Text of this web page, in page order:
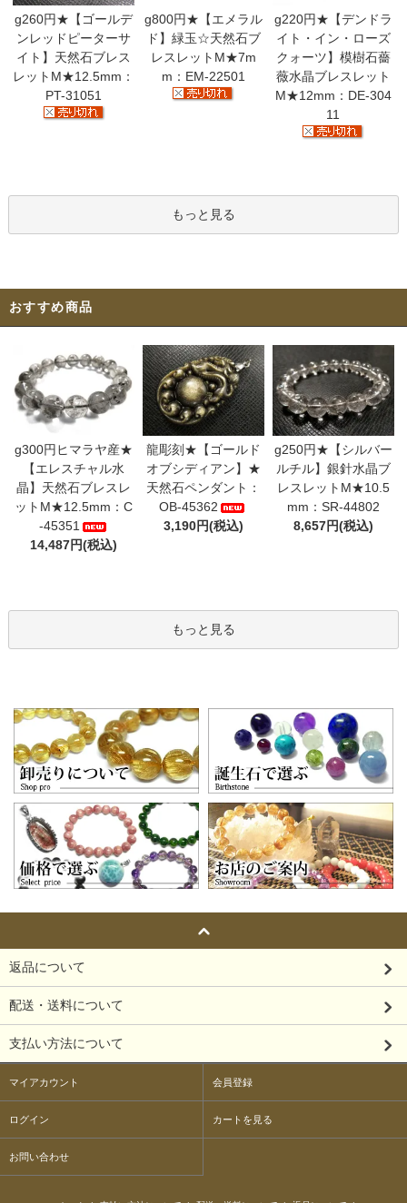
g260円★【ゴールデ
ンレッドピーターサ
イト】天然石ブレス
レットM★12.5mm：
PT-31051
g800円★【エメラル
ド】緑玉☆天然石ブ
レスレットM★7m
m：EM-22501
g220円★【デンドラ
イト・イン・ローズ
クォーツ】模樹石薔
薇水晶ブレスレット
M★12mm：DE-304
11
もっと見る
おすすめ商品
g300円ヒマラヤ産★
【エレスチャル水
晶】天然石ブレスレ
ットM★12.5mm：C
-45351
14,487円(税込)
龍彫刻★【ゴールド
オブシディアン】★
天然石ペンダント：
OB-45362
3,190円(税込)
g250円★【シルバー
ルチル】銀針水晶ブ
レスレットM★10.5
mm：SR-44802
8,657円(税込)
もっと見る
返品について
配送・送料について
支払い方法について
マイアカウント 会員登録
ログイン カートを見る
お問い合わせ